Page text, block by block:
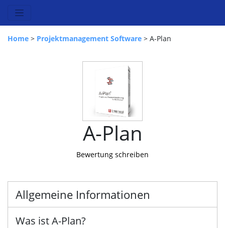
Home > Projektmanagement Software > A-Plan
A-Plan
Bewertung schreiben
Allgemeine Informationen
Was ist A-Plan?